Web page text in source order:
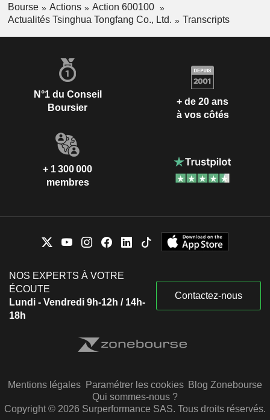
Bourse Actions
Action 600100
Actualités Tsinghua Tongfang Co., Ltd.
Transcripts
N°1 du Conseil
Boursier
+ de 20 ans
à vos côtés
+ 1 300 000
membres
NOS EXPERTS À VOTRE
ÉCOUTE
Lundi - Vendredi 9h-12h / 14h-
18h
Contactez-nous
Mentions légales Paramétrer les cookies Blog Zonebourse
Qui sommes-nous ?
Copyright © 2026 Surperformance SAS. Tous droits réservés.